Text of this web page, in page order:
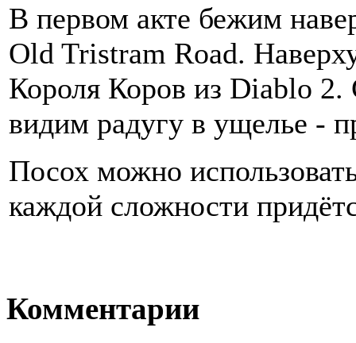
В первом акте бежим
Old Tristram Road.
Короля Коров из Diablo
видим радугу в ущелье -
Посох можно
каждой сложности
Комментарии